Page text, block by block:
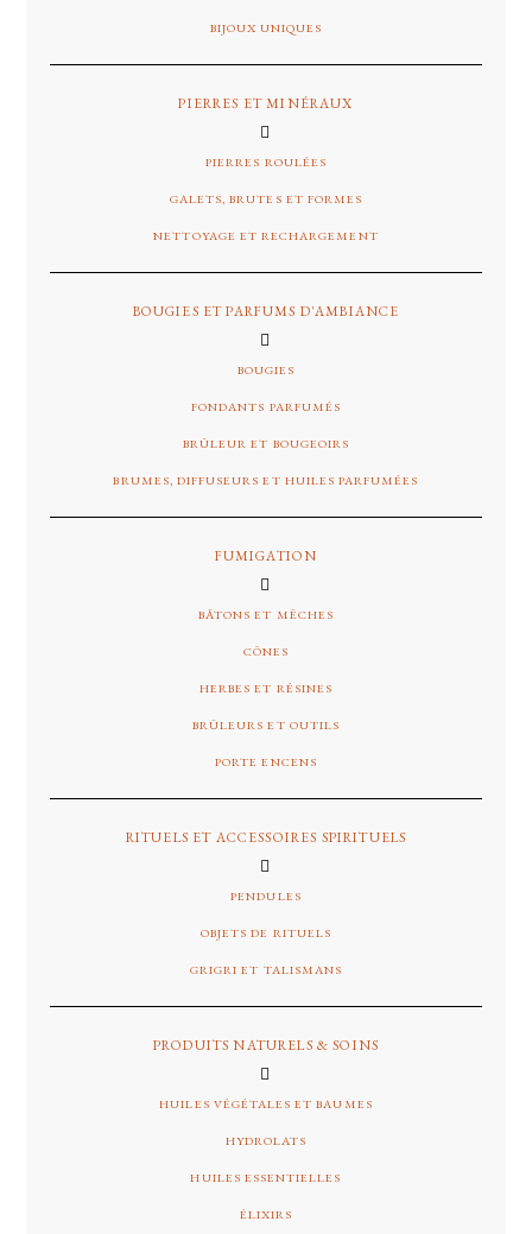
BIJOUX UNIQUES
PIERRES ET MINÉRAUX
PIERRES ROULÉES
GALETS, BRUTES ET FORMES
NETTOYAGE ET RECHARGEMENT
BOUGIES ET PARFUMS D'AMBIANCE
BOUGIES
FONDANTS PARFUMÉS
BRÛLEUR ET BOUGEOIRS
BRUMES, DIFFUSEURS ET HUILES PARFUMÉES
FUMIGATION
BÂTONS ET MÊCHES
CÔNES
HERBES ET RÉSINES
BRÛLEURS ET OUTILS
PORTE ENCENS
RITUELS ET ACCESSOIRES SPIRITUELS
PENDULES
OBJETS DE RITUELS
GRIGRI ET TALISMANS
PRODUITS NATURELS & SOINS
HUILES VÉGÉTALES ET BAUMES
HYDROLATS
HUILES ESSENTIELLES
ÉLIXIRS